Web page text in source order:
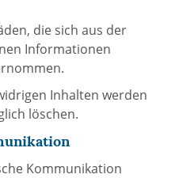
die sich aus der
Informationen
Inhalten werden
löschen.
Kommunikation